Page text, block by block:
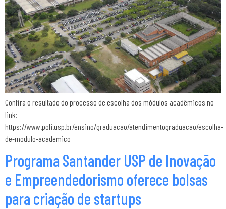
Confira o resultado do processo de escolha dos módulos acadêmicos no
link:
https://www.poli.usp.br/ensino/graduacao/atendimentograduacao/escolha-
de-modulo-academico
Programa Santander USP de Inovação
e Empreendedorismo oferece bolsas
para criação de startups